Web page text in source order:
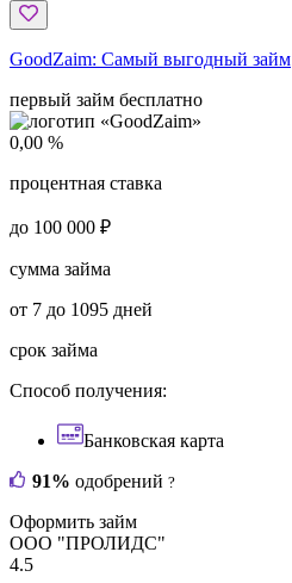
GoodZaim: Самый выгодный займ
первый займ бесплатно
0,00 %
процентная ставка
до 100 000 ₽
сумма займа
от 7 до 1095 дней
срок займа
Способ получения:
Банковская карта
91% одобрений ?
Оформить займ
ООО "ПРОЛИДС"
4.5